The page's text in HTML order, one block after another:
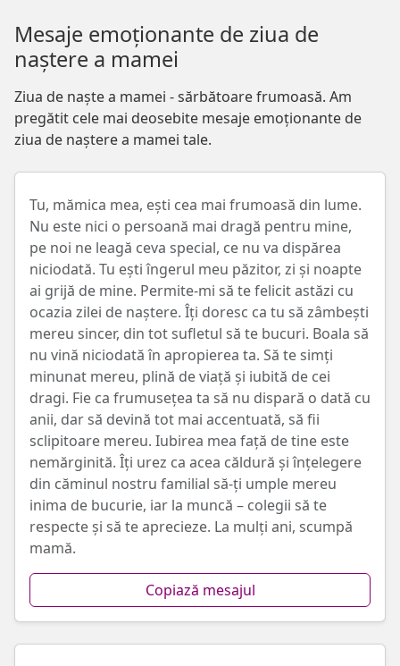
Mesaje emoționante de ziua de
naștere a mamei
Ziua de naște a mamei - sărbătoare frumoasă. Am
pregătit cele mai deosebite mesaje emoționante de
ziua de naștere a mamei tale.
Tu, mămica mea, ești cea mai frumoasă din lume.
Nu este nici o persoană mai dragă pentru mine,
pe noi ne leagă ceva special, ce nu va dispărea
niciodată. Tu ești îngerul meu păzitor, zi și noapte
ai grijă de mine. Permite-mi să te felicit astăzi cu
ocazia zilei de naștere. Îți doresc ca tu să zâmbești
mereu sincer, din tot sufletul să te bucuri. Boala să
nu vină niciodată în apropierea ta. Să te simți
minunat mereu, plină de viață și iubită de cei
dragi. Fie ca frumusețea ta să nu dispară o dată cu
anii, dar să devină tot mai accentuată, să fii
sclipitoare mereu. Iubirea mea față de tine este
nemărginită. Îți urez ca acea căldură și înțelegere
din căminul nostru familial să-ți umple mereu
inima de bucurie, iar la muncă – colegii să te
respecte și să te aprecieze. La mulți ani, scumpă
mamă.
Copiază mesajul